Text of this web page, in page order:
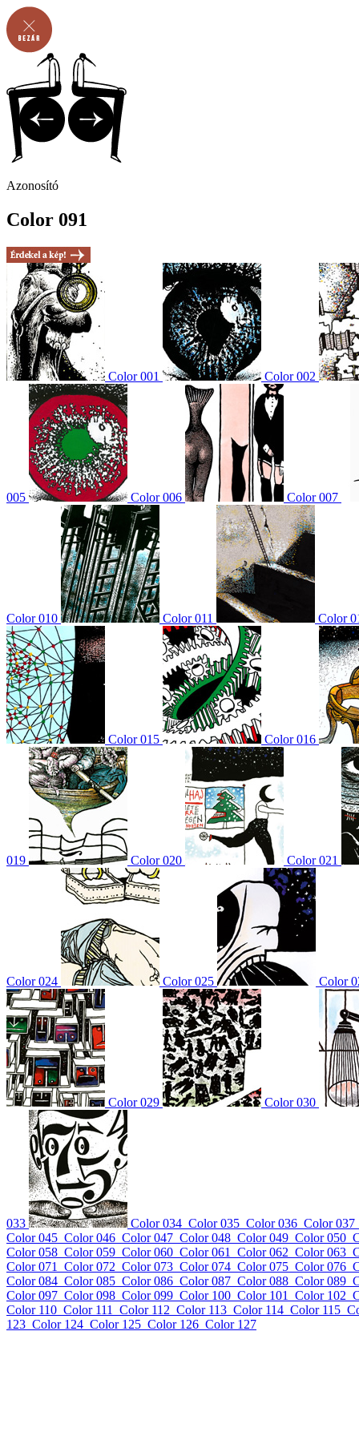
Azonosító
Color 091
Color 001 Color 002
005 Color 006 Color 007
Color 010 Color 011 Color
Color 015 Color 016
019 Color 020 Color 021
Color 024 Color 025 Color
Color 029 Color 030
033 Color 034 Color 035 Color 036 Color 037
Color 045 Color 046 Color 047 Color 048 Color 049 Color 050
Color 058 Color 059 Color 060 Color 061 Color 062 Color 063
Color 071
Color 072 Color 073 Color 074 Color 075 Color 076
Color 084 Color 085 Color 086 Color 087 Color 088 Color 089
Color 097 Color 098 Color 099 Color 100 Color 101 Color 102
Color 110 Color 111 Color 112 Color 113 Color 114 Color 115
123 Color 124 Color 125 Color 126 Color 127